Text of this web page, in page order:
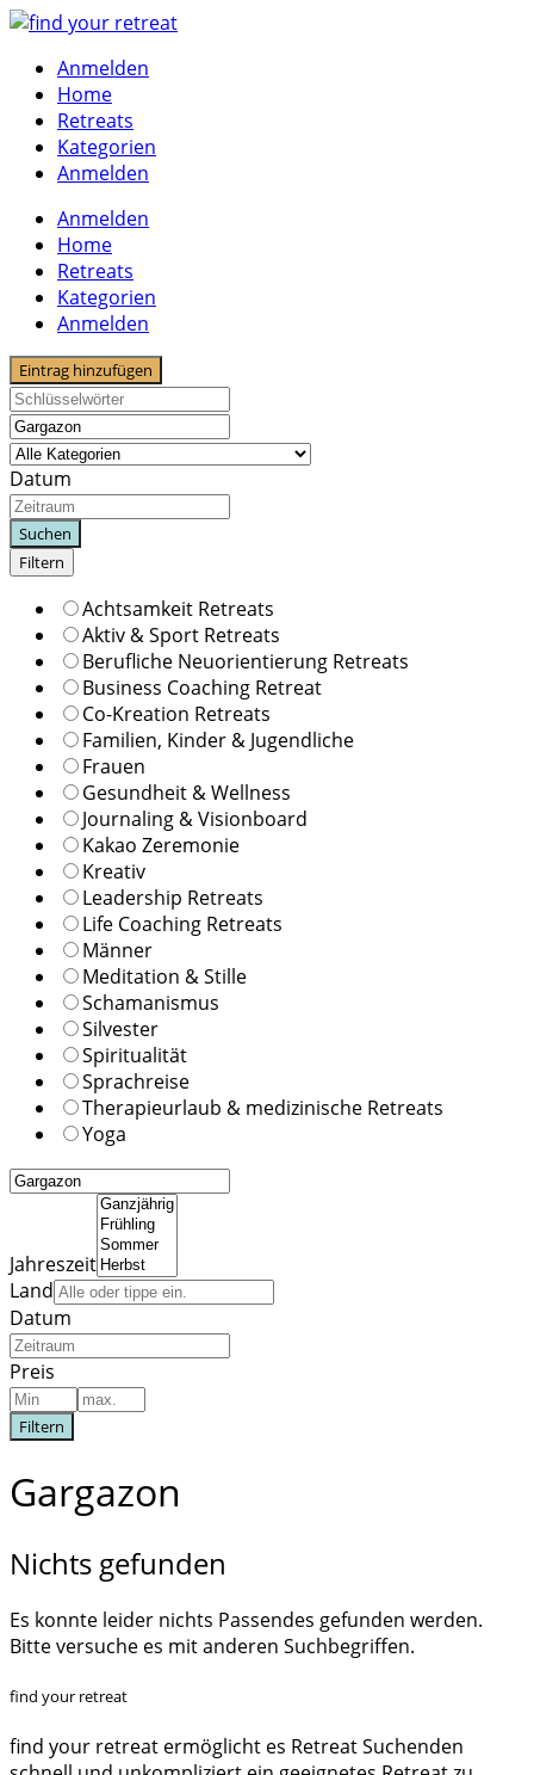
Skip
contentAnmelden
Home
Retreats
Kategorien
Anmelden
Anmelden
Home
Retreats
Kategorien
Anmelden
Eintrag hinzufügen
Datum
Suchen
Filtern
Achtsamkeit Retreats
Aktiv & Sport Retreats
Berufliche Neuorientierung Retreats
Business Coaching Retreat
Co-Kreation Retreats
Familien, Kinder & Jugendliche
Frauen
Gesundheit & Wellness
Journaling & Visionboard
Kakao Zeremonie
Kreativ
Leadership Retreats
Life Coaching Retreats
Männer
Meditation & Stille
Schamanismus
Silvester
Spiritualität
Sprachreise
Therapieurlaub & medizinische Retreats
Yoga
Jahreszeit
Land
Datum
Preis
Filtern
Gargazon
Nichts gefunden
Es konnte leider nichts Passendes gefunden werden.
Bitte versuche es mit anderen Suchbegriffen.
find your retreat
find your retreat ermöglicht es Retreat Suchenden